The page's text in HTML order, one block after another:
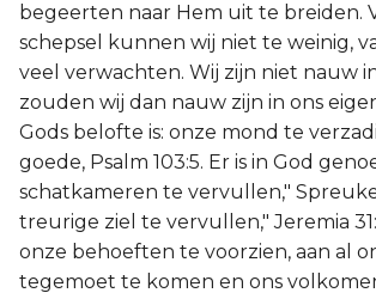
begeerten naar Hem uit te breiden.
schepsel kunnen wij niet te weinig,
veel verwachten. Wij zijn niet nauw
zouden wij dan nauw zijn in ons
Gods belofte is: onze mond te
goede, Psalm 103:5. Er is in God
schatkameren te vervullen,"
treurige ziel te vervullen," Jeremia
onze behoeften te voorzien, aan al
tegemoet te komen en ons